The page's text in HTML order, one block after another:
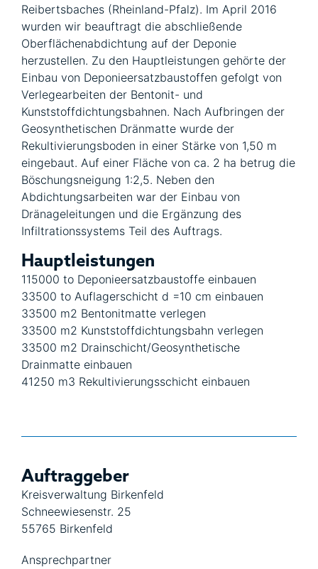
Reibertsbaches (Rheinland-Pfalz). Im April 2016
wurden wir beauftragt die abschließende
Oberflächenabdichtung auf der Deponie
herzustellen. Zu den Hauptleistungen gehörte der
Einbau von Deponieersatzbaustoffen gefolgt von
Verlegearbeiten der Bentonit- und
Kunststoffdichtungsbahnen. Nach Aufbringen der
Geosynthetischen Dränmatte wurde der
Rekultivierungsboden in einer Stärke von 1,50 m
eingebaut. Auf einer Fläche von ca. 2 ha betrug die
Böschungsneigung 1:2,5. Neben den
Abdichtungsarbeiten war der Einbau von
Dränageleitungen und die Ergänzung des
Infiltrationssystems Teil des Auftrags.
Hauptleistungen
115000 to Deponieersatzbaustoffe einbauen
33500 to Auflagerschicht d =10 cm einbauen
33500 m2 Bentonitmatte verlegen
33500 m2 Kunststoffdichtungsbahn verlegen
33500 m2 Drainschicht/Geosynthetische
Drainmatte einbauen
41250 m3 Rekultivierungsschicht einbauen
Auftraggeber
Kreisverwaltung Birkenfeld
Schneewiesenstr. 25
55765 Birkenfeld
Ansprechpartner